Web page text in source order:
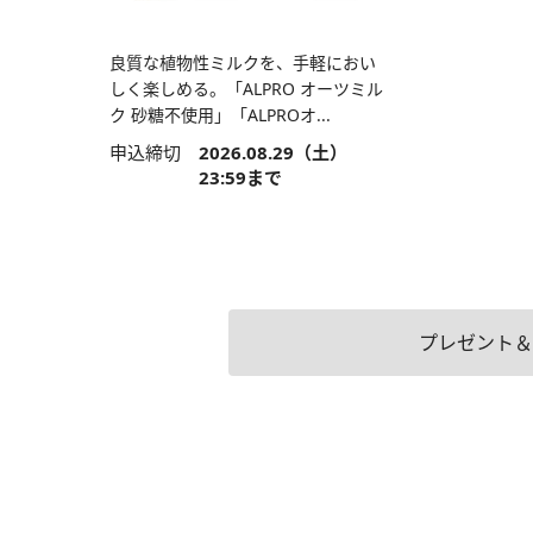
良質な植物性ミルクを、手軽におい
しく楽しめる。「ALPRO オーツミル
ク 砂糖不使用」「ALPROオ...
申込締切 2026.08.29（土）
23:59まで
プレゼント